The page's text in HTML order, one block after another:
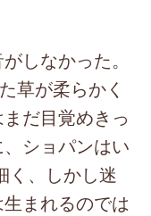
しなかった。
草が柔らかく
だ目覚めきっ
ショパンはい
く、しかし迷
まれるのでは